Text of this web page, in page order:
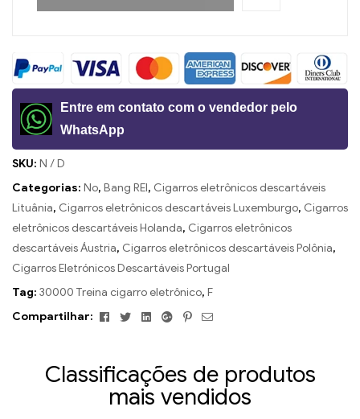
Entre em contato com o vendedor pelo
WhatsApp
SKU: N / D
Categorias: No, Bang REI, Cigarros eletrônicos descartáveis ​​
Lituânia, Cigarros eletrônicos descartáveis ​​Luxemburgo, Cigarros
eletrônicos descartáveis ​​Holanda, Cigarros eletrônicos
descartáveis ​​Áustria, Cigarros eletrônicos descartáveis ​​Polônia,
Cigarros Eletrónicos Descartáveis ​​Portugal
Tag: 30000 Treina cigarro eletrônico, F
Compartilhar:
FacebookTwitterLinkedinGoogle+Pinterest
E-
Classificações de produtos
mais vendidos